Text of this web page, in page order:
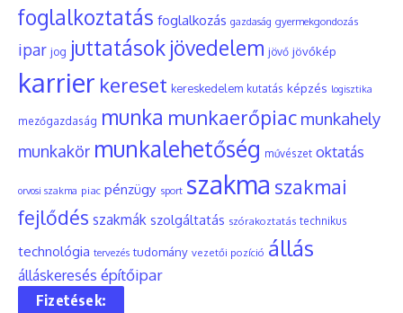
foglalkoztatás foglalkozás gazdaság gyermekgondozás
ipar jog juttatások jövedelem jövő jövőkép
karrier kereset kereskedelem kutatás képzés logisztika
mezőgazdaság munka munkaerőpiac munkahely
munkakör munkalehetőség művészet oktatás
orvosi szakma piac pénzügy sport szakma szakmai
fejlődés szakmák szolgáltatás szórakoztatás technikus
technológia tervezés tudomány vezetői pozíció állás
álláskeresés építőipar
Fizetések: